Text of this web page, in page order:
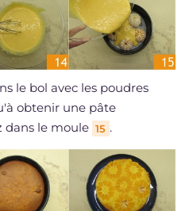
le bol avec les poudres
obtenir une pâte
dans le moule 15 .